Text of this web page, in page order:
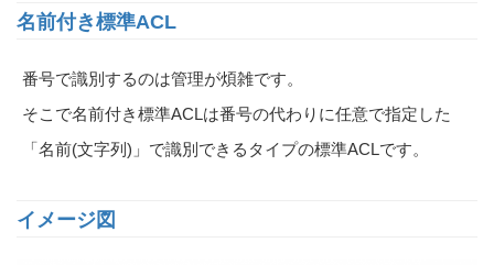
名前付き標準ACL
番号で識別するのは管理が煩雑です。
そこで名前付き標準ACLは番号の代わりに任意で指定した
「名前(文字列)」で識別できるタイプの標準ACLです。
イメージ図